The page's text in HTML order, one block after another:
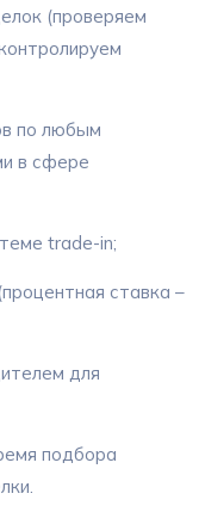
(проверяем
по любым
в сфере
trade-in;
ставка –
для
подбора